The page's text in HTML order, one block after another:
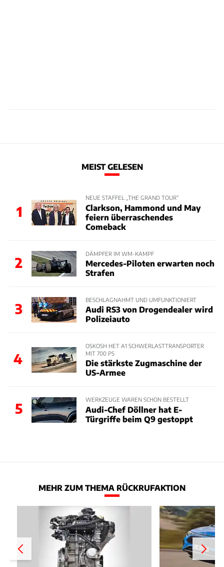
MEIST GELESEN
1
NEUE STAFFEL „THE GRAND TOUR“
Clarkson, Hammond und May
feiern überraschendes
Comeback
2
DÄMPFER IM WM-KAMPF
Mercedes-Piloten erwarten noch
Strafen
3
BESCHLAGNAHMT UND UMFUNKTIONIERT
Audi RS3 von Drogendealer wird
Polizeiauto
4
OSKOSH HET A1 SCHWERLASTTRANSPORTER
MIT 700 PS
Die stärkste Zugmaschine der
US-Armee
5
WERKZEUGE WAREN SCHON BESTELLT
Audi-Chef Döllner hat E-
Türgriffe beim Q9 gestoppt
MEHR ZUM THEMA RÜCKRUFAKTION